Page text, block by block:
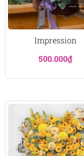
Impression
500.000₫